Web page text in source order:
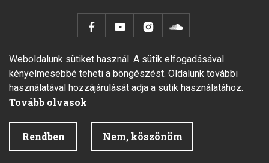
2026 © Minden jog fenntartva.
Fejlesztette az Integral Vision Kft.
Weboldalunk sütiket használ. A sütik elfogadásával
kényelmesebbé teheti a böngészést. Oldalunk további
használatával hozzájárulását adja a sütik használatához.
Tovább olvasok
Rendben Nem, köszönöm